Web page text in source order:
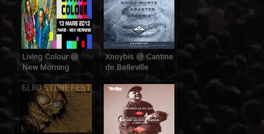
Living Colour @
New Morning
(Paris), le 13 Mars
2013
Xnoybis @ Cantine
de Belleville
(Paris), le 03 Mars
2013